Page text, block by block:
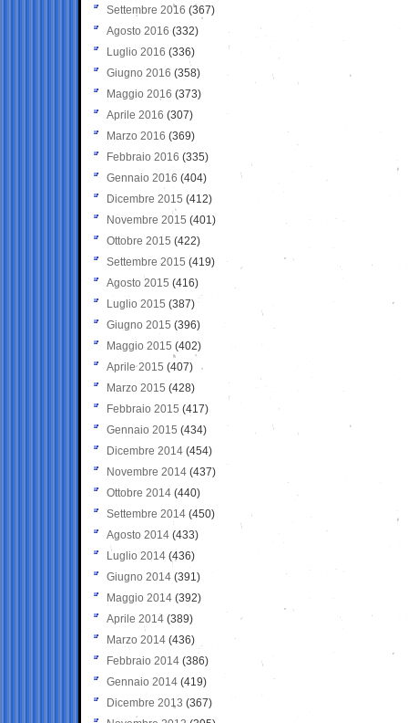
Settembre 2016 (367)
Agosto 2016 (332)
Luglio 2016 (336)
Giugno 2016 (358)
Maggio 2016 (373)
Aprile 2016 (307)
Marzo 2016 (369)
Febbraio 2016 (335)
Gennaio 2016 (404)
Dicembre 2015 (412)
Novembre 2015 (401)
Ottobre 2015 (422)
Settembre 2015 (419)
Agosto 2015 (416)
Luglio 2015 (387)
Giugno 2015 (396)
Maggio 2015 (402)
Aprile 2015 (407)
Marzo 2015 (428)
Febbraio 2015 (417)
Gennaio 2015 (434)
Dicembre 2014 (454)
Novembre 2014 (437)
Ottobre 2014 (440)
Settembre 2014 (450)
Agosto 2014 (433)
Luglio 2014 (436)
Giugno 2014 (391)
Maggio 2014 (392)
Aprile 2014 (389)
Marzo 2014 (436)
Febbraio 2014 (386)
Gennaio 2014 (419)
Dicembre 2013 (367)